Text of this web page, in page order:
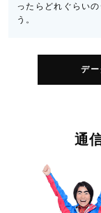
ったらどれぐらい
う。
デー
通